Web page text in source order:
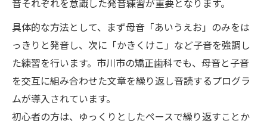
音それぞれを意識した発音練習が重要となります。
具体的な方法として、まず母音「あいうえお」のみをは
っきりと発音し、次に「かきくけこ」など子音を強調し
た練習を行います。市川市の矯正歯科でも、母音と子音
を交互に組み合わせた文章を繰り返し音読するプログラ
ムが導入されています。
初心者の方は、ゆっくりとしたペースで繰り返すことか